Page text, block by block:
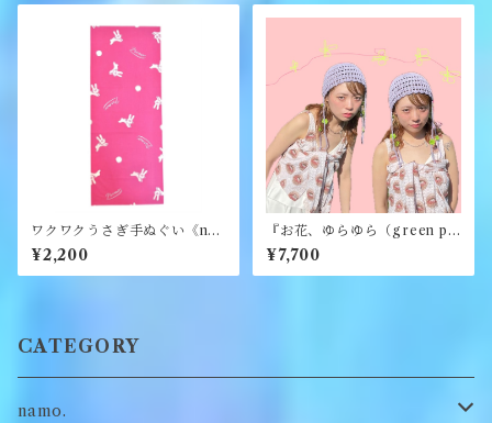
ワクワクうさぎ手ぬぐい《na
mo.》
¥2,200
『お花、ゆらゆら（green pu
rple）』《merry yarn》
¥7,700
CATEGORY
namo.